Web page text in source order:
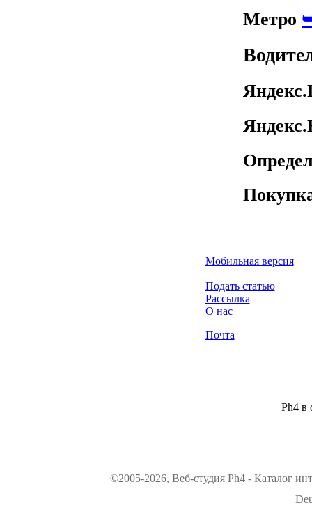
Метро
Мобильная версия
Подать статью
Рассылка
О нас
Почта
Ph4 в
©2005-2026, Веб-студия Ph4 - Каталог